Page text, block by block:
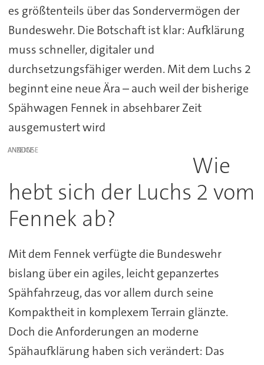
es größtenteils über das Sondervermögen der
Bundeswehr. Die Botschaft ist klar: Aufklärung
muss schneller, digitaler und
durchsetzungsfähiger werden. Mit dem Luchs 2
beginnt eine neue Ära – auch weil der bisherige
Spähwagen Fennek in absehbarer Zeit
ausgemustert wird
ANZEIGE
Wie
hebt sich der Luchs 2 vom
Fennek ab?
Mit dem Fennek verfügte die Bundeswehr
bislang über ein agiles, leicht gepanzertes
Spähfahrzeug, das vor allem durch seine
Kompaktheit in komplexem Terrain glänzte.
Doch die Anforderungen an moderne
Spähaufklärung haben sich verändert: Das